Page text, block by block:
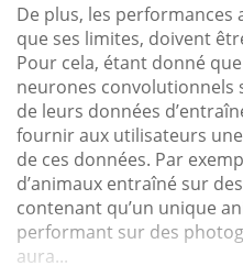
De plus, les
que ses limites, doivent
Pour cela, étant donné
neurones convolutionnels
de leurs données
fournir aux utilisateurs
de ces données. Par
d’animaux entraîné sur
contenant qu’un unique
performant sur des
aura...